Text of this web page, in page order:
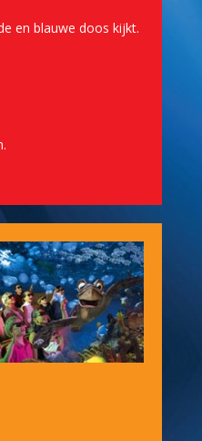
en blauwe doos kijkt.